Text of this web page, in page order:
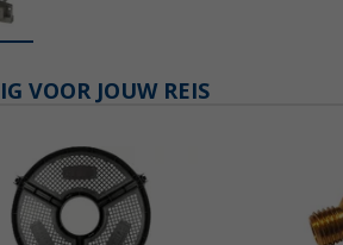
VOOR JOUW REIS